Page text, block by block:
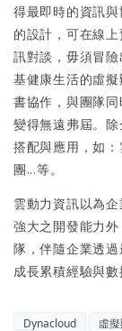
得最即時的資訊
的設計，可在線
訊對談，毋須冒
基健康生活的虛
書協作，與團隊
變得無遠弗屆。
搭配與應用，如
團...等。
雲動力資訊以為
強大之開發能力
隊，伴隨企業透
成長累積經驗與數
Dynacloud 虛